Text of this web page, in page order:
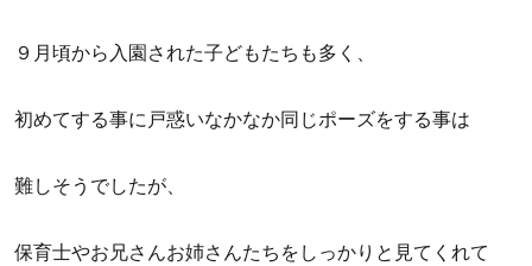
９月頃から入園された子どもたちも多く、
初めてする事に戸惑いなかなか同じポーズをする事は
難しそうでしたが、
保育士やお兄さんお姉さんたちをしっかりと見てくれて